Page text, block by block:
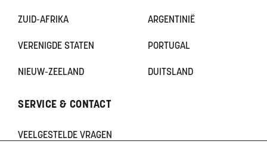
ZUID-AFRIKA ARGENTINIË
VERENIGDE STATEN PORTUGAL
NIEUW-ZEELAND DUITSLAND
SERVICE & CONTACT
VEELGESTELDE VRAGEN